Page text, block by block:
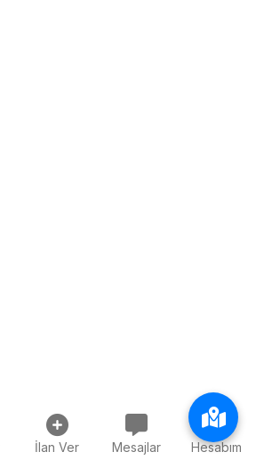
İlan Ver Mesajlar Hesabım